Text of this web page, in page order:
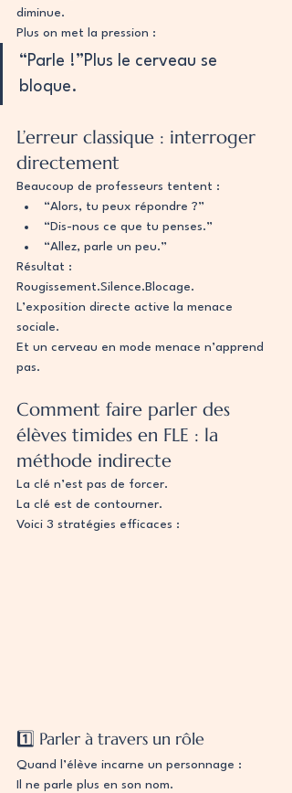
diminue.
Plus on met la pression :
“Parle !”Plus le cerveau se
bloque.
L’erreur classique : interroger
directement
Beaucoup de professeurs tentent :
“Alors, tu peux répondre ?”
“Dis-nous ce que tu penses.”
“Allez, parle un peu.”
Résultat :
Rougissement.Silence.Blocage.
L’exposition directe active la menace
sociale.
Et un cerveau en mode menace n’apprend
pas.
Comment faire parler des
élèves timides en FLE : la
méthode indirecte
La clé n’est pas de forcer.
La clé est de contourner.
Voici 3 stratégies efficaces :
1️⃣ Parler à travers un rôle
Quand l’élève incarne un personnage :
Il ne parle plus en son nom.